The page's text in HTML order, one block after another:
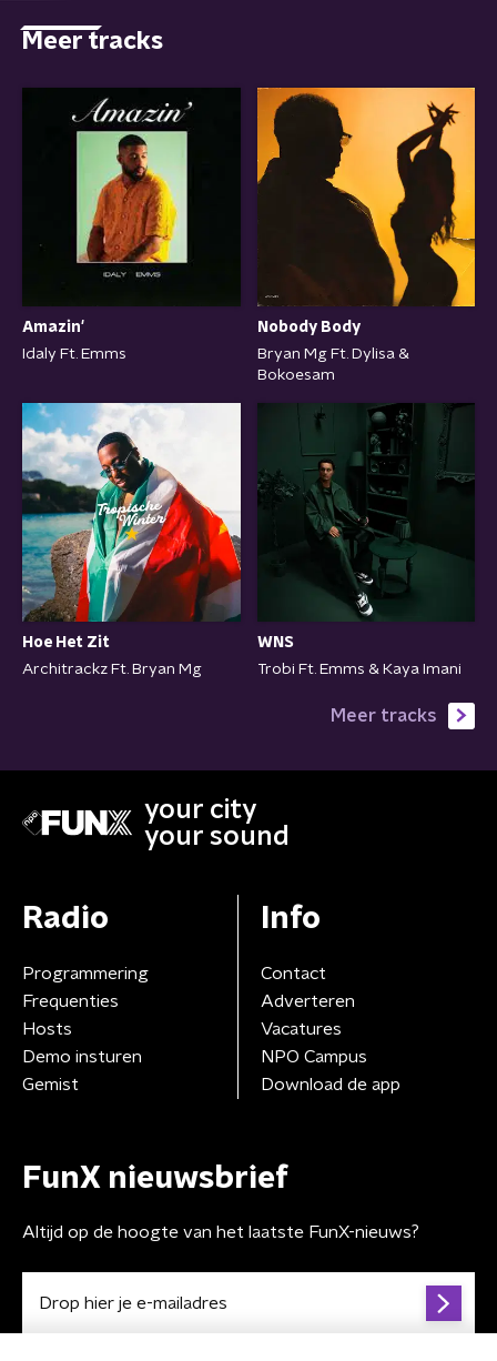
Meer tracks
Amazin'
Idaly Ft. Emms
Nobody Body
Bryan Mg Ft. Dylisa &
Bokoesam
Hoe Het Zit
Architrackz Ft. Bryan Mg
WNS
Trobi Ft. Emms & Kaya Imani
Meer tracks
your city
your sound
Radio
Programmering
Frequenties
Hosts
Demo insturen
Gemist
Info
Contact
Adverteren
Vacatures
NPO Campus
Download de app
FunX nieuwsbrief
Altijd op de hoogte van het laatste FunX-nieuws?